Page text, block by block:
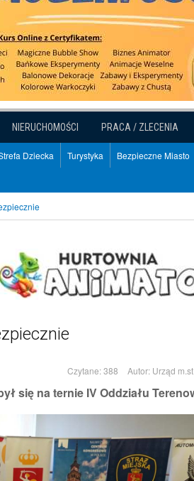
NIERUCHOMOŚCI PRACA / ZLECENIA
Dziecka Turystyka Bezpieczne Miasto
Czytane: 388 Autor: Urząd
się na ternie IV Oddziału